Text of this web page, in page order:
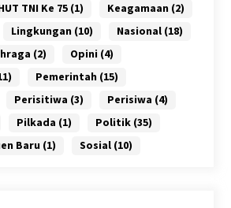
TNI Ke 75(1) Keagamaan (2)
Lingkungan (10) Nasional(18)
(2) Opini (4)
Pemerintah (15)
Perisitiwa (3) Perisiwa (4)
Pilkada (1) Politik(35)
Baru (1) Sosial(10)